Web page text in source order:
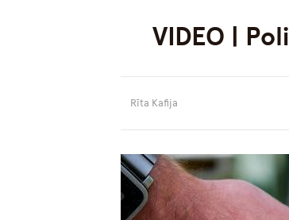
VIDEO |
Rīta Kafija